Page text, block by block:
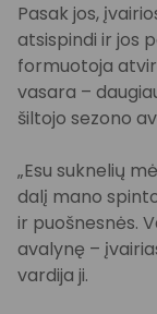
Pasak jos,
atsispindi ir jos
formuotoja
vasara –
šiltojo sezono
„Esu suknelių
dalį mano
ir puošnesnės.
avalynę –
vardija ji.